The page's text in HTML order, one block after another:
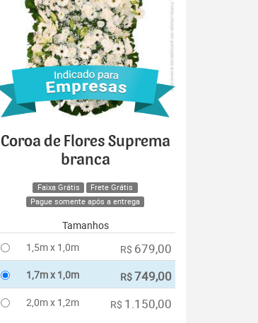
Coroa de Flores Suprema
branca
Faixa Grátis
Frete Grátis
Pague somente após a entrega
Tamanhos
1,5m x 1,0m
R$ 679,00
1,7m x 1,0m R$749,00
2,0m x 1,2m R$ 1.150,00